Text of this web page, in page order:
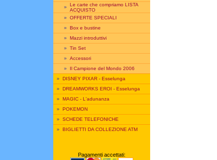
» Le carte che compriamo LISTA
ACQUISTO
» OFFERTE SPECIALI
» Box e bustine
» Mazzi introduttivi
» Tin Set
» Accessori
» Il Campione del Mondo 2006
» DISNEY PIXAR - Esselunga
» DREAMWORKS EROI - Esselunga
» MAGIC - L'adunanza
» POKEMON
» SCHEDE TELEFONICHE
» BIGLIETTI DA COLLEZIONE ATM
Pagamenti accettati: